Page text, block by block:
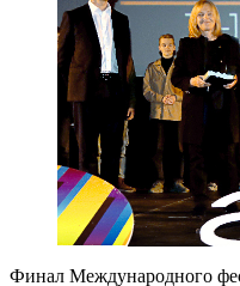
Финал Международного